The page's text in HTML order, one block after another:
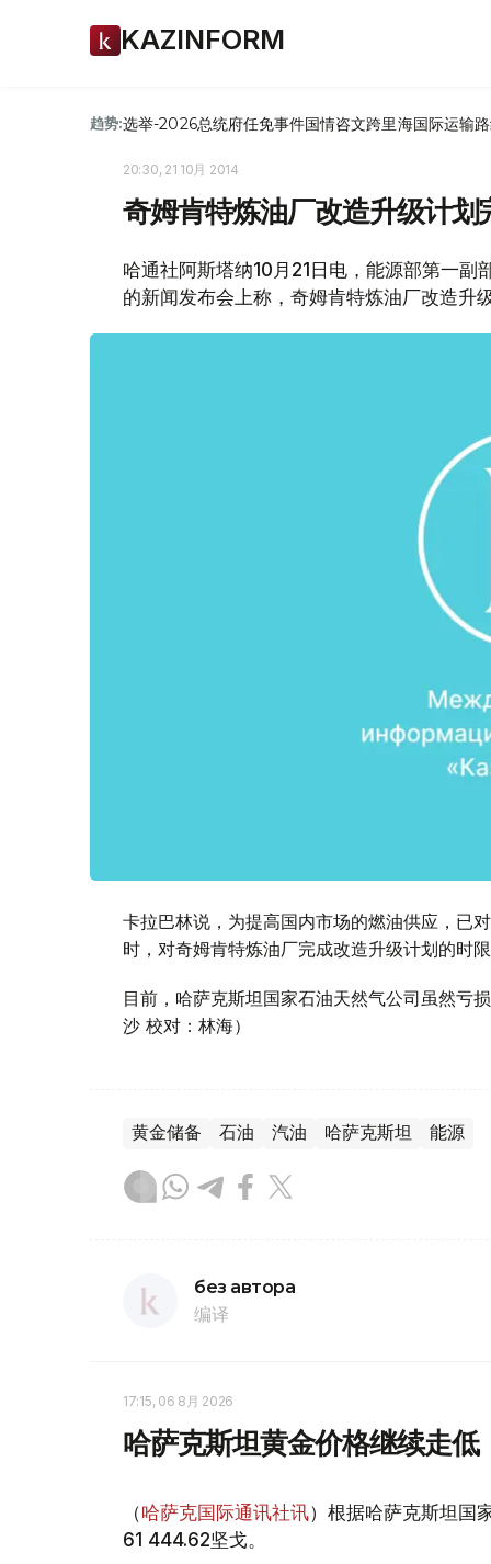
KAZINFORM
趋势:选举-2026总统府任免事件国情咨文跨里海国际运输
20:30, 21 10月 2014
奇姆肯特炼油厂改造升级计划
哈通社阿斯塔纳10月21日电，能源部第一
的新闻发布会上称，奇姆肯特炼油厂改造升
卡拉巴林说，为提高国内市场的燃油供应，已
时，对奇姆肯特炼油厂完成改造升级计划的时
目前，哈萨克斯坦国家石油天然气公司虽然亏
沙 校对：林海）
黄金储备 石油 汽油 哈萨克斯坦 能源
без автора
编译
17:15, 06 8月 2026
哈萨克斯坦黄金价格继续走低
（哈萨克国际通讯社讯）根据哈萨克斯坦国
61 444.62坚戈。